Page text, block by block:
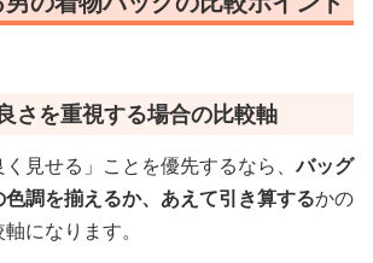
さを重視する場合の比較軸
見せる」ことを優先するなら、バッグ
調を揃えるか、あえて引き算するかの
になります。